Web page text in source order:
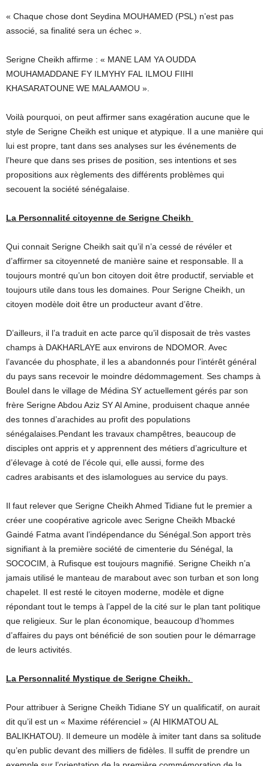
« Chaque chose dont Seydina MOUHAMED (PSL) n’est pas
associé, sa finalité sera un échec ».
Serigne Cheikh affirme : « MANE LAM YA OUDDA
MOUHAMADDANE FY ILMYHY FAL ILMOU FIIHI
KHASARATOUNE WE MALAAMOU ».
Voilà pourquoi, on peut affirmer sans exagération aucune que le
style de Serigne Cheikh est unique et atypique. Il a une manière qui
lui est propre, tant dans ses analyses sur les événements de
l’heure que dans ses prises de position, ses intentions et ses
propositions aux règlements des différents problèmes qui
secouent la société sénégalaise.
La Personnalité citoyenne de Serigne Cheikh
Qui connait Serigne Cheikh sait qu’il n’a cessé de révéler et
d’affirmer sa citoyenneté de manière saine et responsable. Il a
toujours montré qu’un bon citoyen doit être productif, serviable et
toujours utile dans tous les domaines. Pour Serigne Cheikh, un
citoyen modèle doit être un producteur avant d’être.
D’ailleurs, il l’a traduit en acte parce qu’il disposait de très vastes
champs à DAKHARLAYE aux environs de NDOMOR. Avec
l’avancée du phosphate, il les a abandonnés pour l’intérêt général
du pays sans recevoir le moindre dédommagement. Ses champs à
Boulel dans le village de Médina SY actuellement gérés par son
frère Serigne Abdou Aziz SY Al Amine, produisent chaque année
des tonnes d’arachides au profit des populations
sénégalaises.Pendant les travaux champêtres, beaucoup de
disciples ont appris et y apprennent des métiers d’agriculture et
d’élevage à coté de l’école qui, elle aussi, forme des
cadres arabisants et des islamologues au service du pays.
Il faut relever que Serigne Cheikh Ahmed Tidiane fut le premier a
créer une coopérative agricole avec Serigne Cheikh Mbacké
Gaindé Fatma avant l’indépendance du Sénégal.Son apport très
signifiant à la première société de cimenterie du Sénégal, la
SOCOCIM, à Rufisque est toujours magnifié. Serigne Cheikh n’a
jamais utilisé le manteau de marabout avec son turban et son long
chapelet. Il est resté le citoyen moderne, modèle et digne
répondant tout le temps à l’appel de la cité sur le plan tant politique
que religieux. Sur le plan économique, beaucoup d’hommes
d’affaires du pays ont bénéficié de son soutien pour le démarrage
de leurs activités.
La Personnalité Mystique de Serigne Cheikh.
Pour attribuer à Serigne Cheikh Tidiane SY un qualificatif, on aurait
dit qu’il est un « Maxime référenciel » (Al HIKMATOU AL
BALIKHATOU). Il demeure un modèle à imiter tant dans sa solitude
qu’en public devant des milliers de fidèles. Il suffit de prendre un